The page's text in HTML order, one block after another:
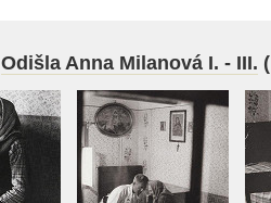
Odišla Anna Milanová I. - III.